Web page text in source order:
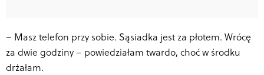
– Masz telefon przy sobie. Sąsiadka jest za płotem. Wrócę
za dwie godziny – powiedziałam twardo, choć w środku
drżałam.